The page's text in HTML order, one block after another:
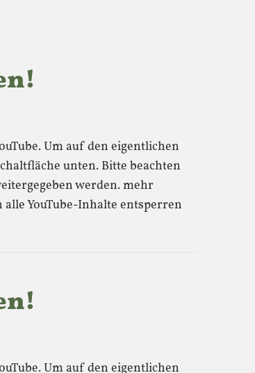
Um auf den eigentlichen
unten. Bitte beachten
werden. mehr
YouTube-Inhalte entsperren
Um auf den eigentlichen